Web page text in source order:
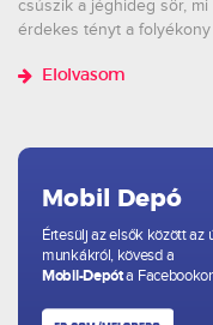
csúszik a jéghideg sör,
érdekes tényt a
Elolvasom
Mobil Depó
Értesülj az elsők között az
munkákról, kövesd a
Mobil-Depóta